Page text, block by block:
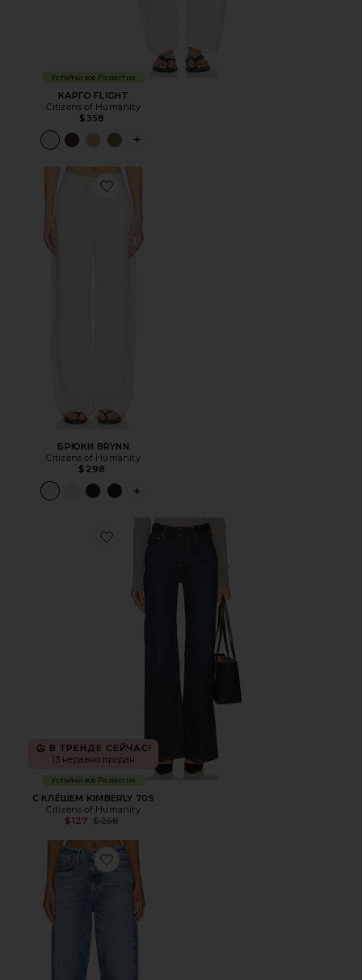
Устойчивое Развитие
КАРГО FLIGHT
Citizens of Humanity
$358
PLUS ICON TO SEE MORE OPTIONS FOR
Favorite БРЮКИ BRYNN
БРЮКИ BRYNN
Citizens of Humanity
$298
PLUS ICON TO SEE MORE OPTIONS FOR
Favorite С КЛЁШЕМ KIMBERLY 70S
В ТРЕНДЕ СЕЙЧАС!
13 недавно продан
Устойчивое Развитие
С КЛЁШЕМ KIMBERLY 70S
Citizens of Humanity
$127 Previous price:
$258
Favorite СВОБОДНЫЙ КРОЙ С ШИРОКИМИ